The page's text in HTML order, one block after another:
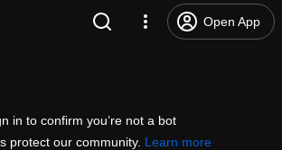
Open App
in to confirm you’re not a bot
protect our community. Learn more